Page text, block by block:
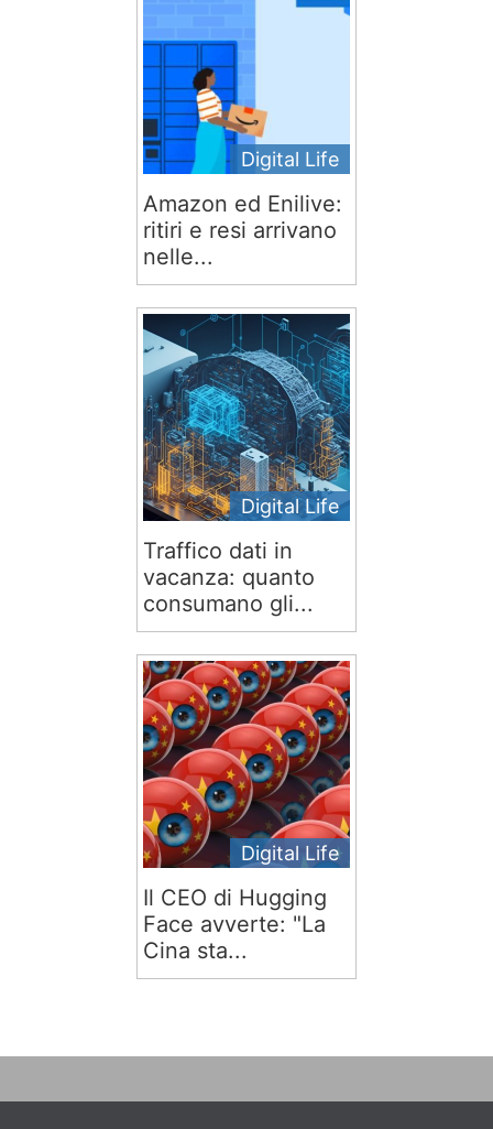
Digital Life
Amazon ed Enilive:
ritiri e resi arrivano
nelle...
Digital Life
Traffico dati in
vacanza: quanto
consumano gli...
Digital Life
Il CEO di Hugging
Face avverte: "La
Cina sta...